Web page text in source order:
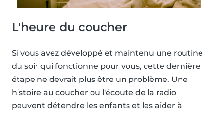
L'heure du coucher
Si vous avez développé et maintenu une routine
du soir qui fonctionne pour vous, cette dernière
étape ne devrait plus être un problème. Une
histoire au coucher ou l'écoute de la radio
peuvent détendre les enfants et les aider à